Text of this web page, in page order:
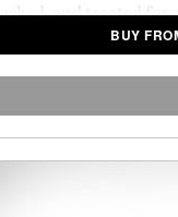
and treated
bright spring and
BUY